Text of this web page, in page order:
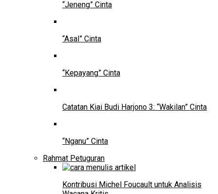
“Jeneng” Cinta
“Asal” Cinta
“Kepayang” Cinta
Catatan Kiai Budi Harjono 3: “Wakilan” Cinta
“Nganu” Cinta
Rahmat Petuguran
Kontribusi Michel Foucault untuk Analisis